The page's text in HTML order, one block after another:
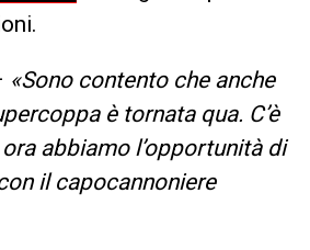
«Sono contento che anche
è tornata qua. C’è
abbiamo l’opportunità di
il capocannoniere